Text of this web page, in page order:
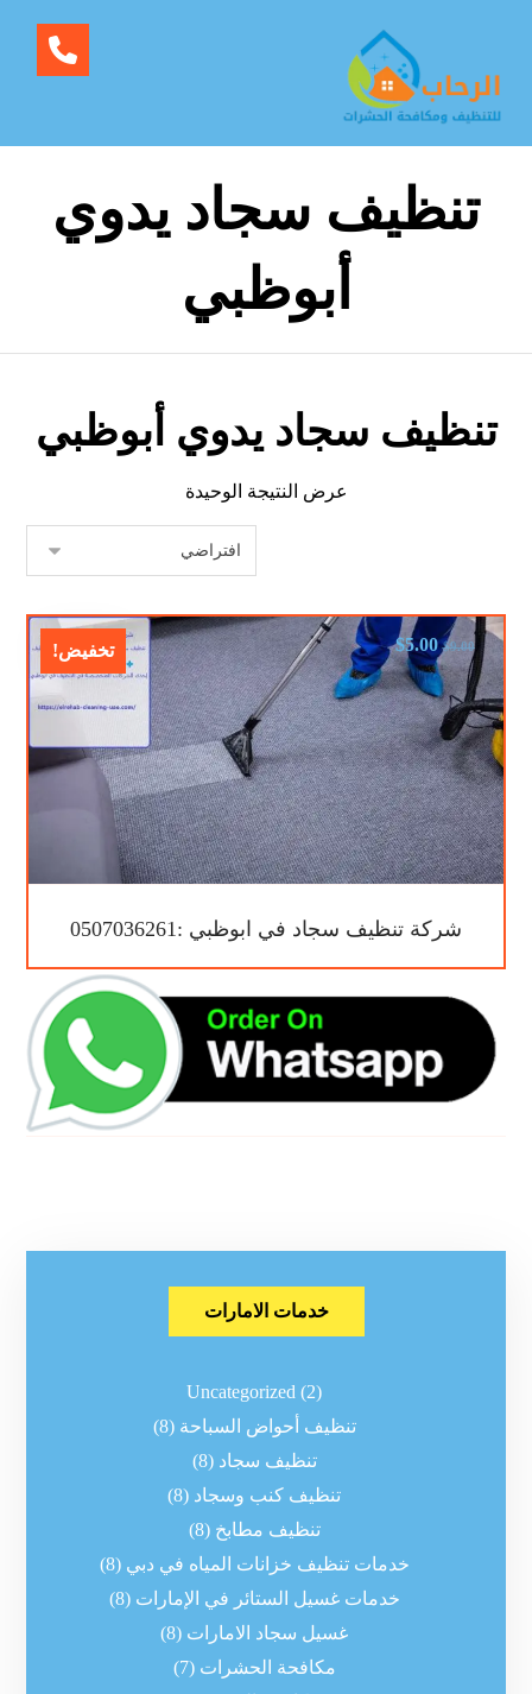
تنظيف سجاد يدوي
أبوظبي
تنظيف سجاد يدوي أبوظبي
عرض النتيجة الوحيدة
تخفيض!
شركة تنظيف سجاد في ابوظبي :0507036261
$9.00
$5.00
خدمات الامارات
Uncategorized (2)
تنظيف أحواض السباحة (8)
تنظيف سجاد (8)
تنظيف كنب وسجاد (8)
تنظيف مطابخ (8)
خدمات تنظيف خزانات المياه في دبي (8)
خدمات غسيل الستائر في الإمارات (8)
غسيل سجاد الامارات (8)
مكافحة الحشرات (7)